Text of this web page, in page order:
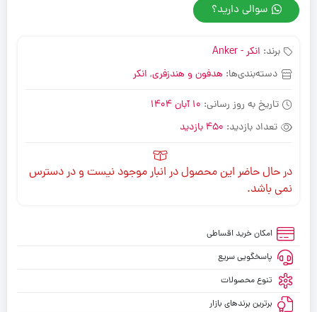
سوالی دارید؟
برند: انکر - Anker
دسته‌بندی‌ها: هدفون و هندزفری, انکر
تاریخ به روز رسانی: 10 آبان 1404
تعداد بازدید: 450 بازدید
در حال حاضر این محصول در انبار موجود نیست و در دسترس
نمی باشد.
امکان خرید اقساطی
پاسخگویی سریع
تنوع محصولات
برترین برندهای بازار